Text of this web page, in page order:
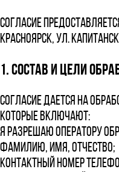
Согласие
Красноярск, ул.
1. Состав и цели
Согласие дается на
которые включают:
Я разрешаю Оператору
фамилию, имя, отчество;
контактный номер